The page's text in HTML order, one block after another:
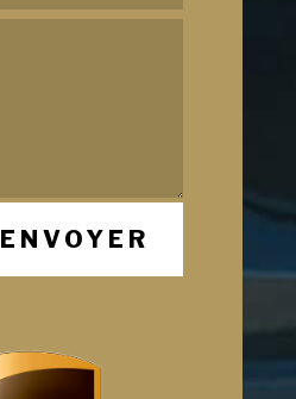
ENVOYER